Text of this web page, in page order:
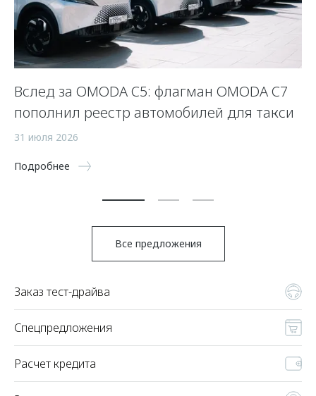
Вслед за OMODA C5: флагман OMODA C7
пополнил реестр автомобилей для такси
31 июля 2026
Подробнее
Все предложения
Заказ тест-драйва
Спецпредложения
Расчет кредита